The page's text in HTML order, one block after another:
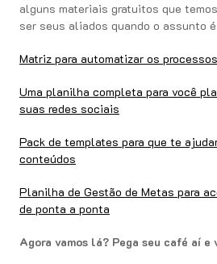
alguns materiais gratuitos que
ser seus aliados quando o assunto
Matriz para automatizar os
Uma planilha completa para você
suas redes sociais
Pack de templates para que te
conteúdos
Planilha de Gestão de Metas para
de ponta a ponta
Agora vamos lá? Pega seu café aí e